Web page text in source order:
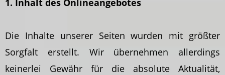
1. Inhalt des Onlineangebotes
Die Inhalte unserer Seiten wurden mit größter
Sorgfalt erstellt. Wir übernehmen allerdings
keinerlei Gewähr für die absolute Aktualität,